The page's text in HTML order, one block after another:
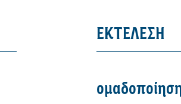
ΕΚΤΕΛΕΣΗ